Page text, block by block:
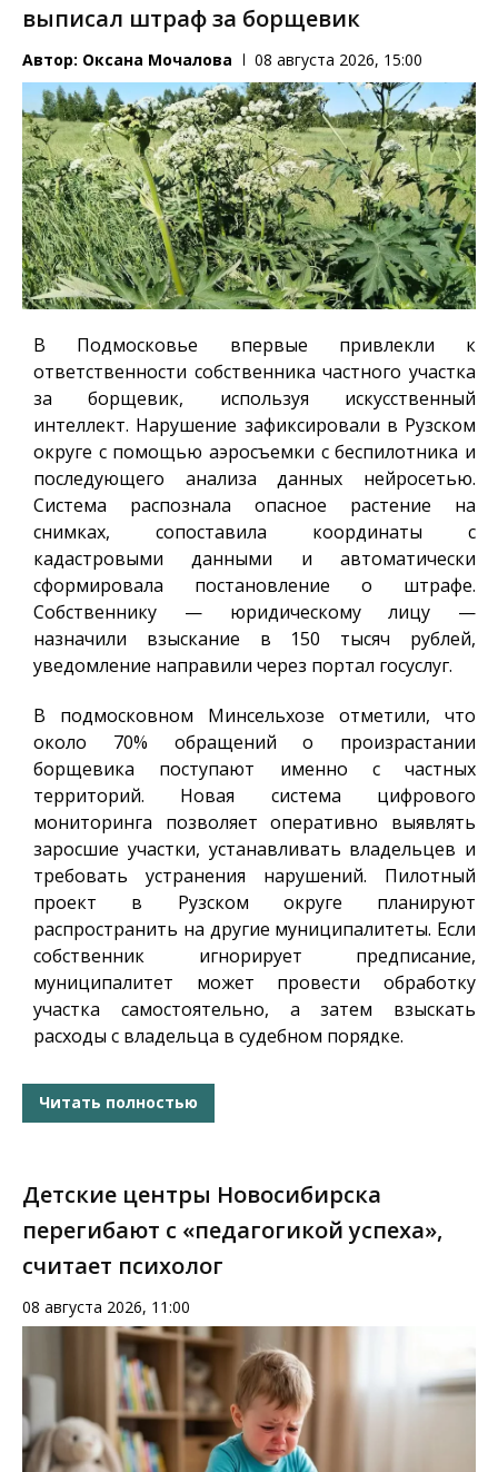
выписал штраф за борщевик
Автор: Оксана Мочалова 08 августа 2026, 15:00
В Подмосковье впервые привлекли к
ответственности собственника частного участка
за борщевик, используя искусственный
интеллект. Нарушение зафиксировали в Рузском
округе с помощью аэросъемки с беспилотника и
последующего анализа данных нейросетью.
Система распознала опасное растение на
снимках, сопоставила координаты с
кадастровыми данными и автоматически
сформировала постановление о штрафе.
Собственнику — юридическому лицу —
назначили взыскание в 150 тысяч рублей,
уведомление направили через портал госуслуг.
В подмосковном Минсельхозе отметили, что
около 70% обращений о произрастании
борщевика поступают именно с частных
территорий. Новая система цифрового
мониторинга позволяет оперативно выявлять
заросшие участки, устанавливать владельцев и
требовать устранения нарушений. Пилотный
проект в Рузском округе планируют
распространить на другие муниципалитеты. Если
собственник игнорирует предписание,
муниципалитет может провести обработку
участка самостоятельно, а затем взыскать
расходы с владельца в судебном порядке.
Читать полностью
Детские центры Новосибирска
перегибают с «педагогикой успеха»,
считает психолог
08 августа 2026, 11:00